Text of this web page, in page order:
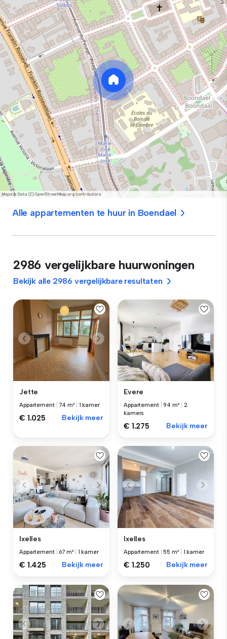
Alle appartementen te huur in Boendael
2986 vergelijkbare huurwoningen
Bekijk alle 2986 vergelijkbare resultaten
Jette
Appartement |74 m² 1 kamer
€ 1.025 Bekijk meer
Evere
Appartement |94 m²
2
kamers
€ 1.275 Bekijk meer
Ixelles
Appartement 67 m² 1 kamer
€ 1.425 Bekijk meer
Ixelles
Appartement |55 m² 1 kamer
€ 1.250 Bekijk meer